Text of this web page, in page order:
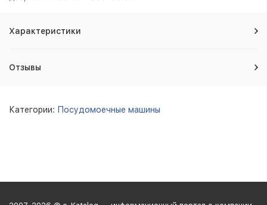
Характеристики
Отзывы
Категории: Посудомоечные машины